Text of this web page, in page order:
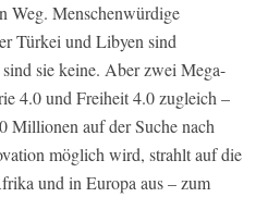
Weg. Menschenwürdige
Türkei und Libyen sind
sie keine. Aber zwei Mega-
4.0 und Freiheit 4.0 zugleich –
Millionen auf der Suche nach
möglich wird, strahlt auf die
und in Europa aus – zum